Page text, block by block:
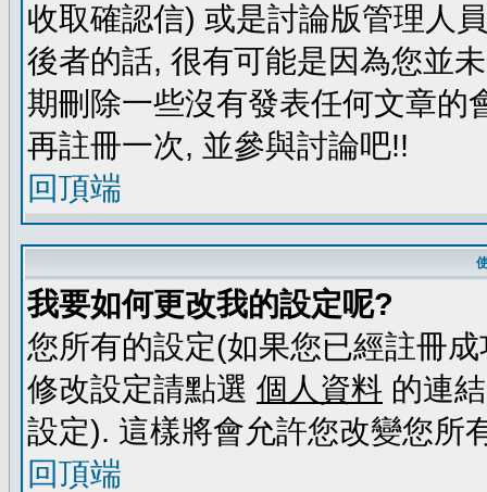
收取確認信) 或是討論版管理人
後者的話, 很有可能是因為您並
期刪除一些沒有發表任何文章的
再註冊一次, 並參與討論吧!!
回頂端
我要如何更改我的設定呢?
您所有的設定(如果您已經註冊
修改設定請點選 個人資料 的連
設定). 這樣將會允許您改變您所
回頂端